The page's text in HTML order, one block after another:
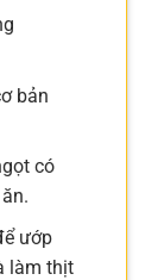
bản
có
ướp
làm thịt